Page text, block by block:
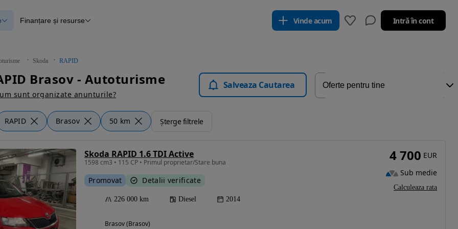
verificate
Blog Autovit.ro
Finanțare și resurse Vinde acum Intră în cont
Skoda RAPID
Brasov - Autoturisme
sunt organizate anunturile?
Salveaza Cautarea
RAPID Brasov 50 km Șterge filtrele
Skoda RAPID 1.6 TDI Active
1598 cm3 • 115 CP • Primul proprietar/Stare buna
Promovat Detalii verificate
226 000 km Diesel 2014
Brasov (Brasov)
4 700 EUR
Sub medie
Calculeaza rata